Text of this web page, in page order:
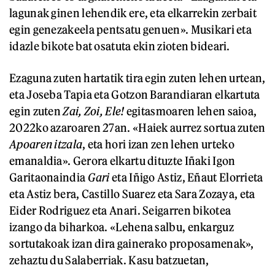
lagunak ginen lehendik ere, eta elkarrekin zerbait
egin genezakeela pentsatu genuen». Musikari eta
idazle bikote bat osatuta ekin zioten bideari.
Ezaguna zuten hartatik tira egin zuten lehen urtean,
eta Joseba Tapia eta Gotzon Barandiaran elkartuta
egin zutenZai, Zoi, Ele!egitasmoaren lehen saioa,
2022ko azaroaren 27an. «Haiek aurrez sortua zuten
Apoaren itzala, eta hori izan zen lehen urteko
emanaldia». Gerora elkartu dituzte Iñaki Igon
Garitaonaindia Garieta Iñigo Astiz, Eñaut Elorrieta
eta Astiz bera, Castillo Suarez eta Sara Zozaya, eta
Eider Rodriguez eta Anari. Seigarren bikotea
izango da biharkoa. «Lehena salbu, enkarguz
sortutakoak izan dira gainerako proposamenak»,
zehaztu du Salaberriak. Kasu batzuetan,